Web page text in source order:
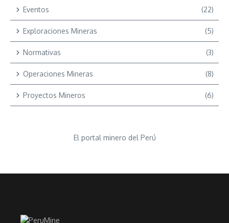
Eventos (22)
Exploraciones Mineras (5)
Normativas (3)
Operaciones Mineras (8)
Proyectos Mineros (6)
El portal minero del Perú